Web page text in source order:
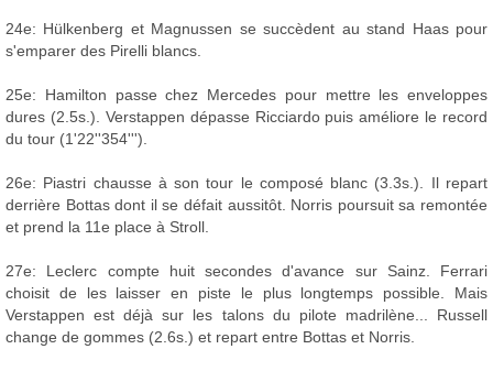
24e: Hülkenberg et Magnussen se succèdent au stand Haas pour
s'emparer des Pirelli blancs.
25e: Hamilton passe chez Mercedes pour mettre les enveloppes
dures (2.5s.). Verstappen dépasse Ricciardo puis améliore le record
du tour (1'22''354''').
26e: Piastri chausse à son tour le composé blanc (3.3s.). Il repart
derrière Bottas dont il se défait aussitôt. Norris poursuit sa remontée
et prend la 11e place à Stroll.
27e: Leclerc compte huit secondes d'avance sur Sainz. Ferrari
choisit de les laisser en piste le plus longtemps possible. Mais
Verstappen est déjà sur les talons du pilote madrilène... Russell
change de gommes (2.6s.) et repart entre Bottas et Norris.